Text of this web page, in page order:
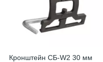
Кронштейн СБ-W2 30 мм